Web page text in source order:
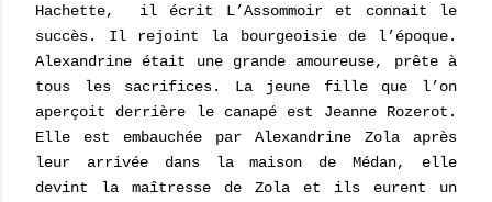
Hachette,
il écrit L’Assommoir et connait le
succès. Il rejoint la bourgeoisie de l’époque.
Alexandrine était une grande amoureuse, prête à
tous les sacrifices. La jeune fille que l’on
aperçoit derrière le canapé est Jeanne Rozerot.
Elle est embauchée par Alexandrine Zola après
leur arrivée dans la maison de Médan, elle
devint la maîtresse de Zola et ils eurent un